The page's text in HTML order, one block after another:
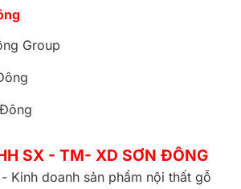
Group
SX - TM- XD SƠN ĐÔNG
Kinh doanh sản phẩm nội thất gỗ